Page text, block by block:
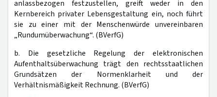
anlassbezogen festzustellen, greift weder in den
Kernbereich privater Lebensgestaltung ein, noch führt
sie zu einer mit der Menschenwürde unvereinbaren
„Rundumüberwachung“. (BVerfG)
b. Die gesetzliche Regelung der elektronischen
Aufenthaltsüberwachung trägt den rechtsstaatlichen
Grundsätzen der Normenklarheit und der
Verhältnismäßigkeit Rechnung. (BVerfG)